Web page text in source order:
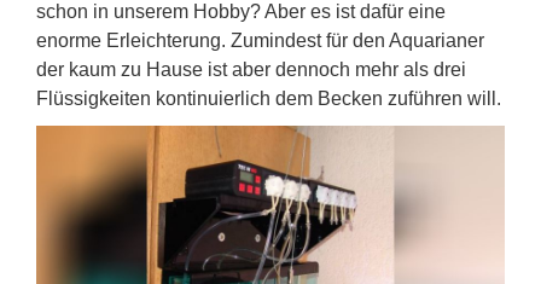
schon in unserem Hobby? Aber es ist dafür eine
enorme Erleichterung. Zumindest für den Aquarianer
der kaum zu Hause ist aber dennoch mehr als drei
Flüssigkeiten kontinuierlich dem Becken zuführen will.